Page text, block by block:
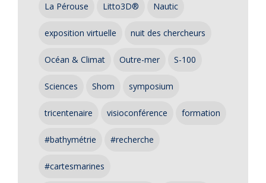
La Pérouse Litto3D® Nautic
exposition virtuelle nuit des chercheurs
Océan & Climat Outre-mer S-100
Sciences Shom symposium
tricentenaire visioconférence formation
#bathymétrie #recherche
#cartesmarines